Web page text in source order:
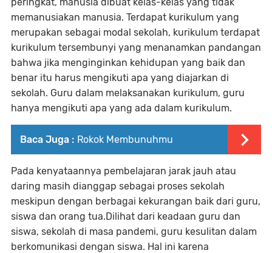
memanusiakan manusia. Terdapat kurikulum yang
merupakan sebagai modal sekolah, kurikulum terdapat
kurikulum tersembunyi yang menanamkan pandangan
bahwa jika menginginkan kehidupan yang baik dan
benar itu harus mengikuti apa yang diajarkan di
sekolah. Guru dalam melaksanakan kurikulum, guru
hanya mengikuti apa yang ada dalam kurikulum.
Baca Juga : Rokok Membunuhmu
Pada kenyataannya pembelajaran jarak jauh atau
daring masih dianggap sebagai proses sekolah
meskipun dengan berbagai kekurangan baik dari guru,
siswa dan orang tua.Dilihat dari keadaan guru dan
siswa, sekolah di masa pandemi, guru kesulitan dalam
berkomunikasi dengan siswa. Hal ini karena